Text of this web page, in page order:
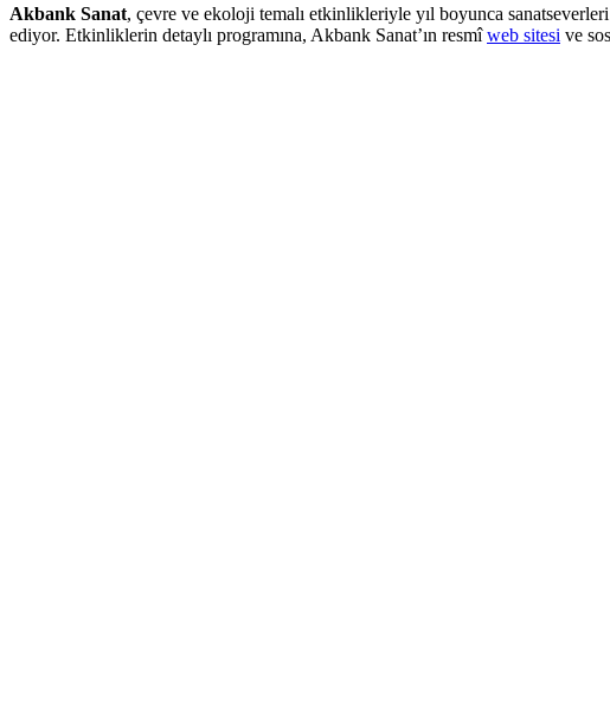
Akbank Sanat, çevre ve ekoloji temalı etkinlikleriyle yıl boyunca
ediyor. Etkinliklerin detaylı programına, Akbank Sanat’ın resmîweb sitesi ve